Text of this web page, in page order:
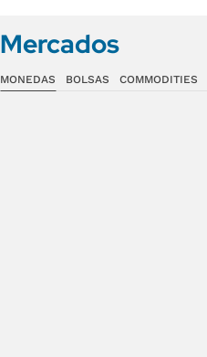
Mercados
MONEDAS BOLSAS COMMODITIES